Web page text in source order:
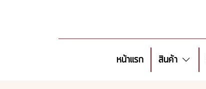
หน้าแรก สินค้า